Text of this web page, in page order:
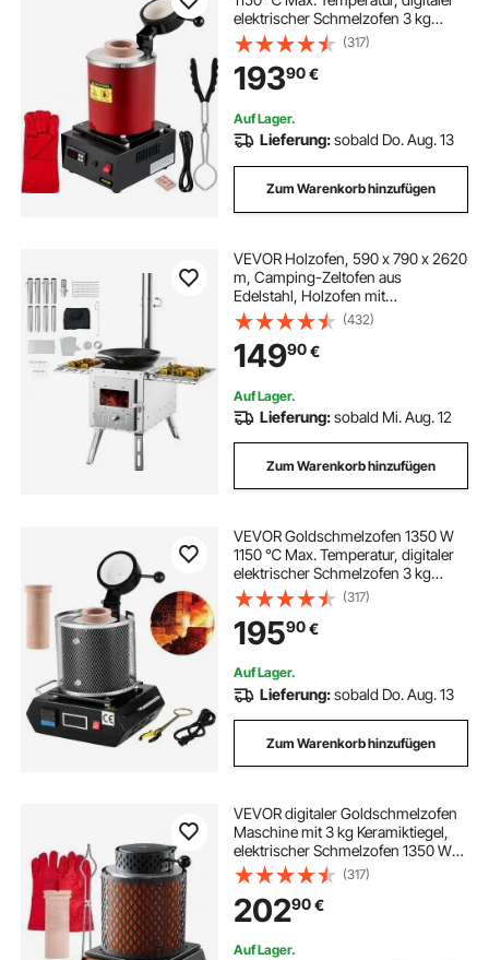
brenner für schmiedeofen
metall schmelzofen gas
schmelzofen für metall bis 4 kg
elektrischer schmelzofen
aluminium schmelzofen
elektrischer Schmelzofen 3 kg
Keramiktiegel mit Barrenmatrize &
Handschuhen, zur Verarbeitung
von Gold Silber Kupfer Aluminium
rot
(317)
19390€
Auf Lager.
Lieferung:sobald Do. Aug. 13
Zum Warenkorb hinzufügen
VEVOR Holzofen, 590 x 790 x 2620
m, Camping-Zeltofen aus
Edelstahl, Holzofen mit
Kaminrohren und Handschuhen,
1646 Kubikzoll großer Feuerraum-
Zeltofen zum Kochen und Heizen im
Freien mit 8 Rohren
(432)
14990€
Auf Lager.
Lieferung:sobald Mi. Aug. 12
Zum Warenkorb hinzufügen
VEVOR Goldschmelzofen 1350 W
1150 ℃ Max. Temperatur, digitaler
elektrischer Schmelzofen 3 kg
Keramiktiegel zum Gießen &
Raffinieren von Edelmetallen, zur
Verarbeitung von Gold Silber
Aluminium
(317)
19590€
Auf Lager.
Lieferung:sobald Do. Aug. 13
Zum Warenkorb hinzufügen
VEVOR digitaler Goldschmelzofen
Maschine mit 3 kg Keramiktiegel,
elektrischer Schmelzofen 1350 W
max. 1150 ℃, Metallschmelzofen
Set für Schmuckherstellung
Metallbarren Metallkomponenten
Schwarz
(317)
20290€
Auf Lager.